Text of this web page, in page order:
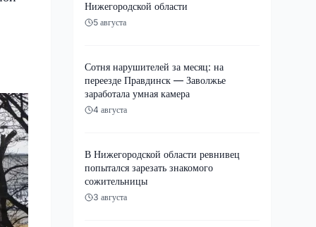
Нижегородской области
5 августа
Сотня нарушителей за месяц: на
переезде Правдинск — Заволжье
заработала умная камера
4 августа
В Нижегородской области ревнивец
попытался зарезать знакомого
сожительницы
3 августа